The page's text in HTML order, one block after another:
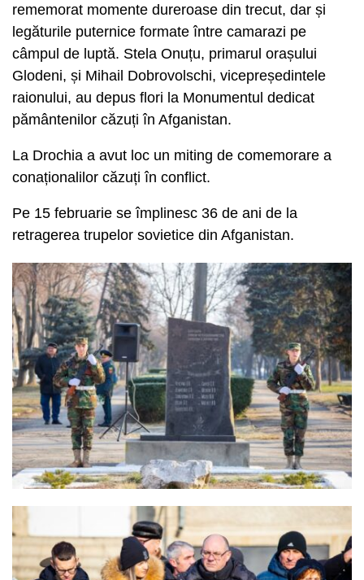
rememorat momente dureroase din trecut, dar și
legăturile puternice formate între camarazi pe
câmpul de luptă. Stela Onuțu, primarul orașului
Glodeni, și Mihail Dobrovolschi, vicepreședintele
raionului, au depus flori la Monumentul dedicat
pământenilor căzuți în Afganistan.
La Drochia a avut loc un miting de comemorare a
conaționalilor căzuți în conflict.
Pe 15 februarie se împlinesc 36 de ani de la
retragerea trupelor sovietice din Afganistan.